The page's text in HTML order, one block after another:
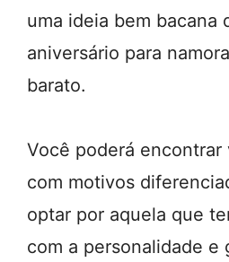
uma ideia bem bacana
aniversário para
barato.
Você poderá encontrar
com motivos
optar por aquela que
com a personalidade e